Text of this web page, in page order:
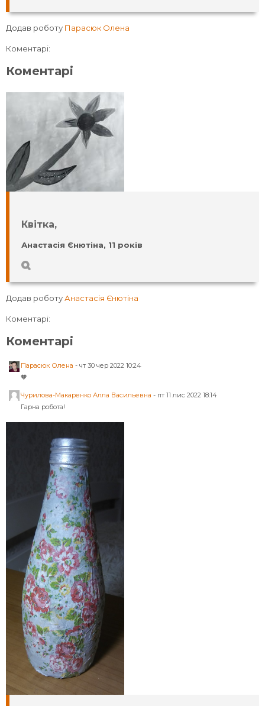
Додав роботу Парасюк Олена
Коментарі:
Коментарі
Квітка,
Анастасія Єнютіна, 11 років
Додав роботуАнастасія Єнютіна
Коментарі:
Коментарі
Парасюк Олена -чт 30 чер 2022 10:24
🧡
Чурилова-Макаренко Алла Васильевна - пт 11 лис 2022 18:14
Гарна робота!